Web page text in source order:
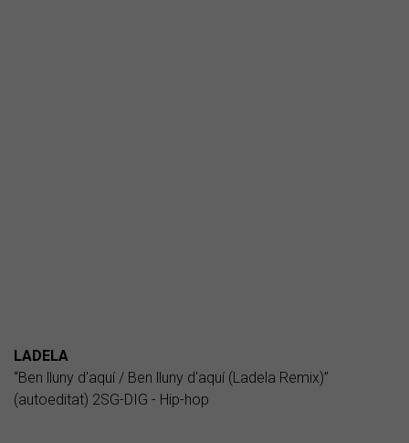
LADELA
“Ben lluny d'aquí / Ben lluny d'aquí (Ladela Remix)”
(autoeditat) 2SG-DIG - Hip-hop